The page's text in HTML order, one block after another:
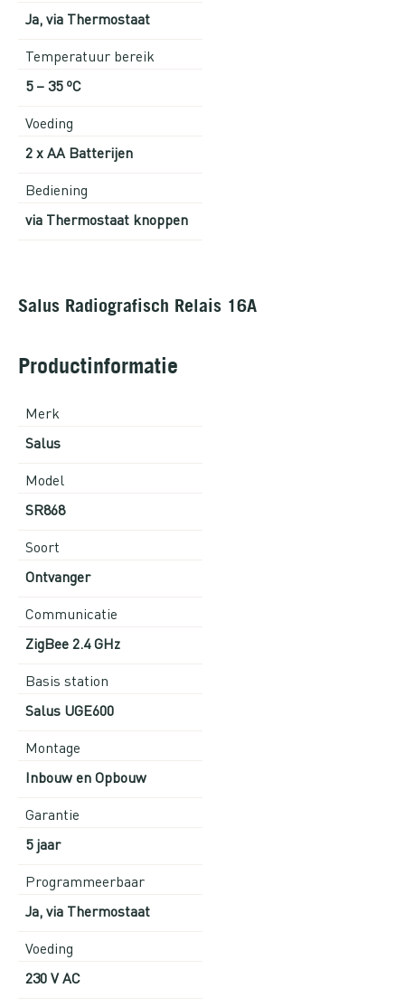
Ja, via Thermostaat
Temperatuur bereik
5 – 35 ºC
Voeding
2 x AA Batterijen
Bediening
via Thermostaat knoppen
Salus Radiografisch Relais 16A
Productinformatie
Merk
Salus
Model
SR868
Soort
Ontvanger
Communicatie
ZigBee 2.4 GHz
Basis station
Salus UGE600
Montage
Inbouw en Opbouw
Garantie
5 jaar
Programmeerbaar
Ja, via Thermostaat
Voeding
230 V AC